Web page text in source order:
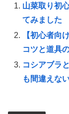
山菜取り初
てみました
【初心者向
コツと道具
コシアブラ
も間違えな